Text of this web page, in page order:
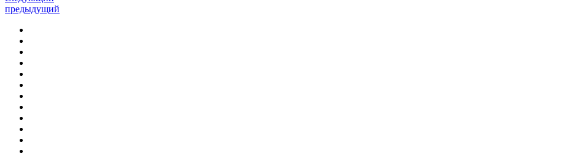
предыдущий